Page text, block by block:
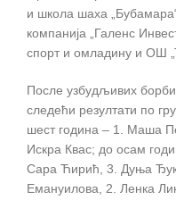
и школа шаха
компанија „Галенс
спорт и омладину и ОШ
После узбудљивих
следећи резултати по
шест година – 1. Маша
Искра Квас; до осам
Сара Ћирић, 3. Дуња
Емануилова, 2. Ленка